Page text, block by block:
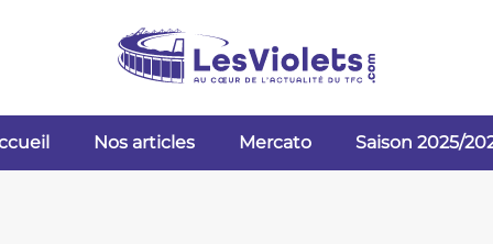
Nos articles Mercato Saison 2025/